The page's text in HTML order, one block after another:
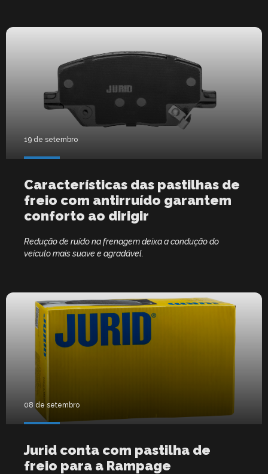
19 de setembro
Características das pastilhas de
freio com antirruído garantem
conforto ao dirigir
Redução de ruído na frenagem deixa a condução do
veículo mais suave e agradável.
08 de setembro
Jurid conta com pastilha de
freio para a Rampage